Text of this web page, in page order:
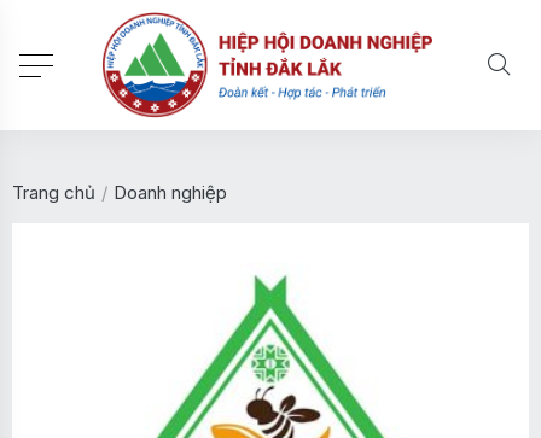
Trang chủ / Doanh nghiệp